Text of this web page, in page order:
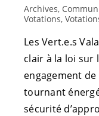
Archives,
Votations,
Les Vert.e.s
clair à la loi sur
engagement
tournant
sécurité